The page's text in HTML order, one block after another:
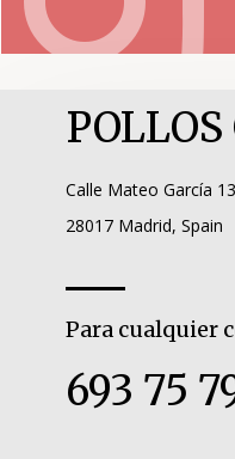
Calle Mateo García 13
28017 Madrid, Spain
Para cualquier
693 75